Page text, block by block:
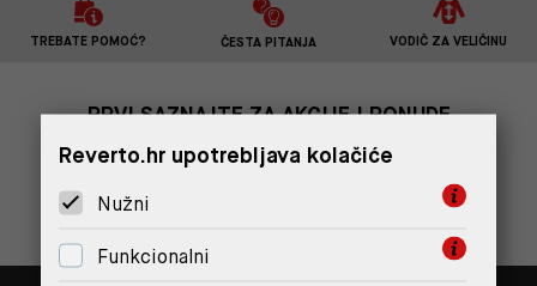
TREBATE POMOĆ? ČESTA PITANJA VODIČ ZA VELIČINU
PRVI SAZNAJTE ZA AKCIJE I PONUDE
Reverto.hr upotrebljava kolačiće
Nužni
Funkcionalni